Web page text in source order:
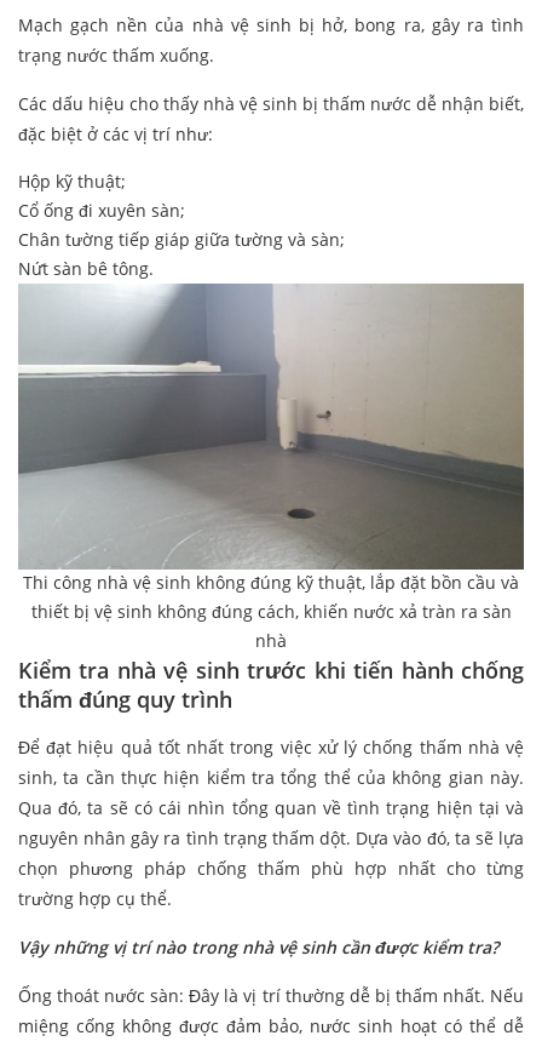
Mạch gạch nền của nhà vệ sinh bị hở, bong ra, gây ra tình
trạng nước thấm xuống.
Các dấu hiệu cho thấy nhà vệ sinh bị thấm nước dễ nhận biết,
đặc biệt ở các vị trí như:
Hộp kỹ thuật;
Cổ ống đi xuyên sàn;
Chân tường tiếp giáp giữa tường và sàn;
Nứt sàn bê tông.
Thi công nhà vệ sinh không đúng kỹ thuật, lắp đặt bồn cầu và
thiết bị vệ sinh không đúng cách, khiến nước xả tràn ra sàn
nhà
Kiểm tra nhà vệ sinh trước khi tiến hành chống
thấm đúng quy trình
Để đạt hiệu quả tốt nhất trong việc xử lý chống thấm nhà vệ
sinh, ta cần thực hiện kiểm tra tổng thể của không gian này.
Qua đó, ta sẽ có cái nhìn tổng quan về tình trạng hiện tại và
nguyên nhân gây ra tình trạng thấm dột. Dựa vào đó, ta sẽ lựa
chọn phương pháp chống thấm phù hợp nhất cho từng
trường hợp cụ thể.
Vậy những vị trí nào trong nhà vệ sinh cần được kiểm tra?
Ống thoát nước sàn: Đây là vị trí thường dễ bị thấm nhất. Nếu
miệng cống không được đảm bảo, nước sinh hoạt có thể dễ